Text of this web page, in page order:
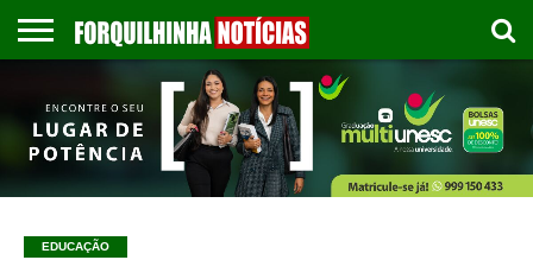
EMPREGOS
ESPORTES
PUBLICAÇÃO
LEGAL
GASTRONOMIA
CONTATO
EDUCAÇÃO